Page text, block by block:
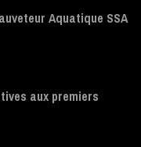
Aquatique SSA
aux premiers